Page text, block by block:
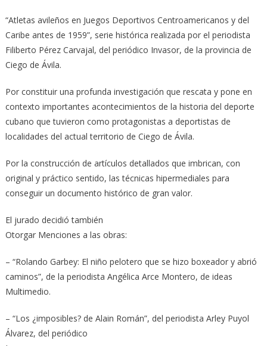
“Atletas avileños en Juegos Deportivos Centroamericanos y del
Caribe antes de 1959”, serie histórica realizada por el periodista
Filiberto Pérez Carvajal, del periódico Invasor, de la provincia de
Ciego de Ávila.
Por constituir una profunda investigación que rescata y pone en
contexto importantes acontecimientos de la historia del deporte
cubano que tuvieron como protagonistas a deportistas de
localidades del actual territorio de Ciego de Ávila.
Por la construcción de artículos detallados que imbrican, con
original y práctico sentido, las técnicas hipermediales para
conseguir un documento histórico de gran valor.
El jurado decidió también
Otorgar Menciones a las obras:
– “Rolando Garbey: El niño pelotero que se hizo boxeador y abrió
caminos”, de la periodista Angélica Arce Montero, de ideas
Multimedio.
– “Los ¿imposibles? de Alain Román”, del periodista Arley Puyol
Álvarez, del periódico